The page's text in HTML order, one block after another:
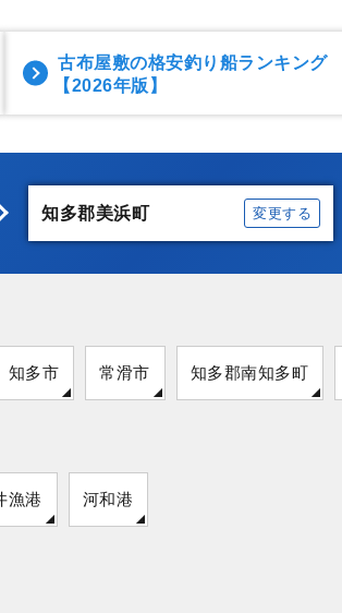
古布屋敷の格安釣り船ランキング
【2026年版】
知多郡美浜町 変更する
知多市 常滑市 知多郡南知多町
漁港 河和港